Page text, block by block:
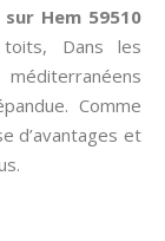
Hem 59510
Dans les
Comme
d’avantages et